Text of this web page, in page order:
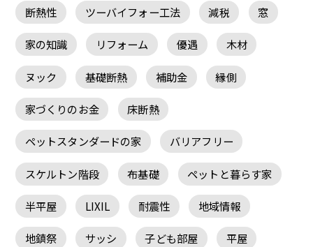
断熱性 ツーバイフォー工法 減税 窓
家の知識 リフォーム 優遇 木材
ヌック 基礎断熱 補助金 縁側
家づくりのお金 床断熱
ペットスタンダードの家 バリアフリー
スケルトン階段 布基礎 ペットと暮らす家
半平屋 LIXIL 耐震性 地域情報
地鎮祭 サッシ 子ども部屋 平屋